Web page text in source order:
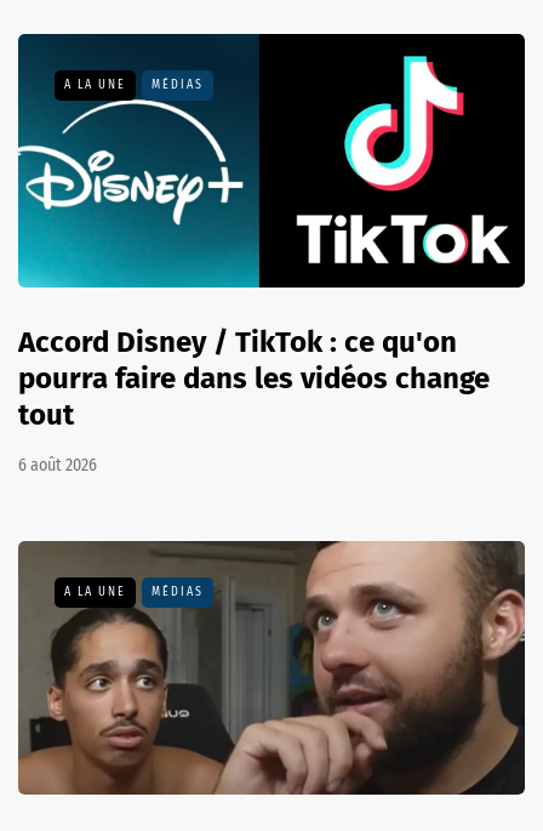
A LA UNE MÉDIAS
Accord Disney / TikTok : ce qu'on
pourra faire dans les vidéos change
tout
6 août 2026
A LA UNE MÉDIAS